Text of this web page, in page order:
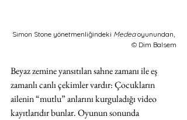
Simon Stone yönetmenliğindeki Medea oyunundan,
© Dim Balsem
Beyaz zemine yansıtılan sahne zamanı ile eş
zamanlı canlı çekimler vardır: Çocukların
ailenin “mutlu” anlarını kurguladığı video
kayıtlarıdır bunlar. Oyunun sonunda